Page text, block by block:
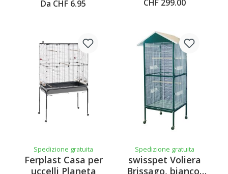
Früchten
Da CHF 6.95 CHF 299.00
Spedizione gratuita
Ferplast Casa per
uccelli Planeta
Spedizione gratuita
swisspet Voliera
Brissago, bianco-